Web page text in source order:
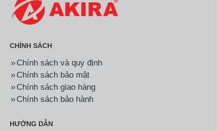
CHÍNH SÁCH
Chính sách và quy định
Chính sách bảo mật
Chính sách giao hàng
Chính sách bảo hành
HƯỚNG DẪN